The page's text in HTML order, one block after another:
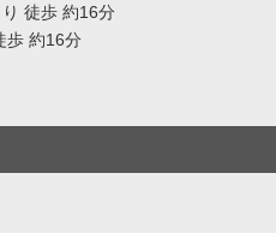
徒歩 約16分
歩 約16分